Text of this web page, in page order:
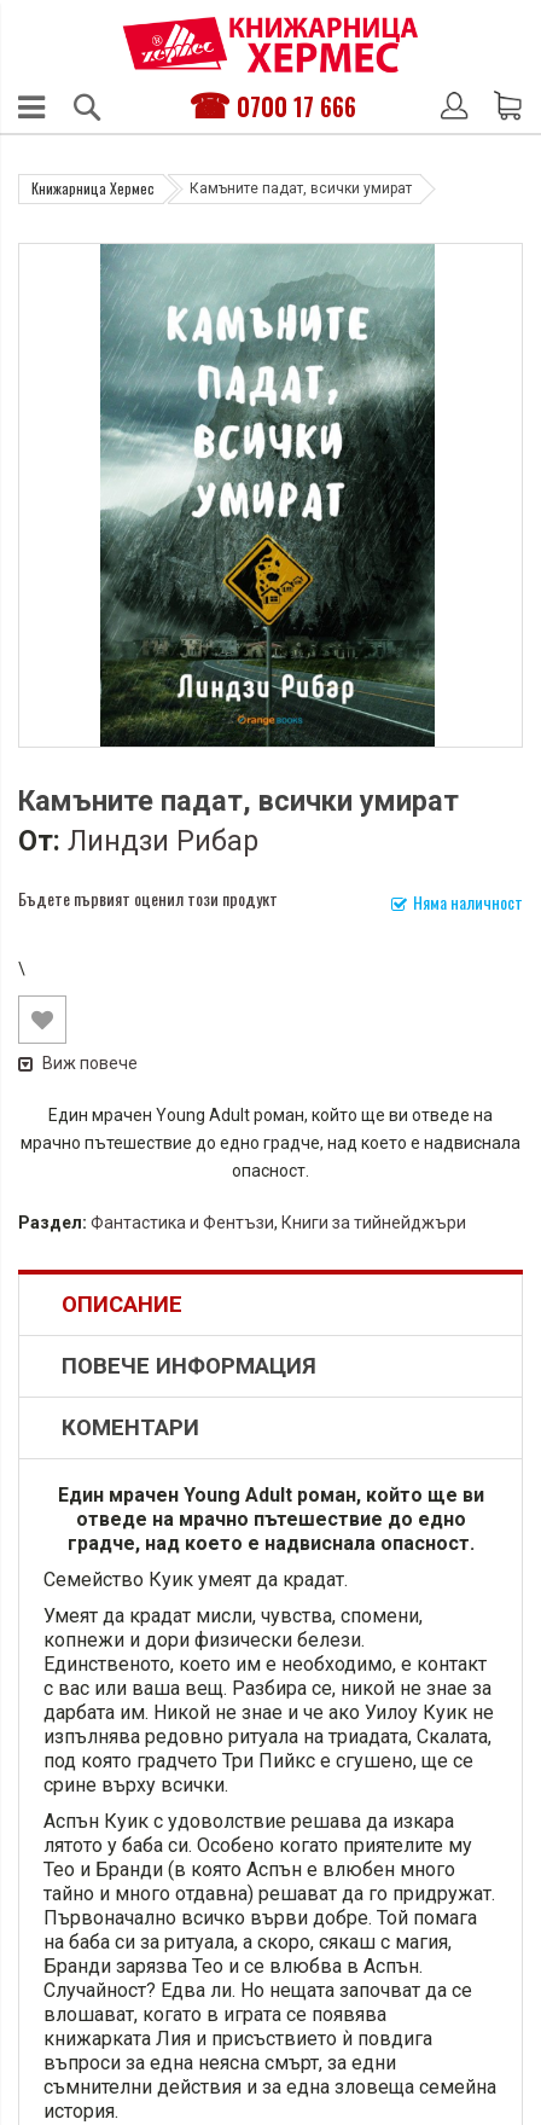
0700 17 666
Книжарница Хермес Камъните падат, всички умират
Камъните падат, всички умират
От: Линдзи Рибар
Няма наличност
Бъдете първият оценил този продукт
\
Виж повече
Един мрачен Young Adult роман, който ще ви отведе на
мрачно пътешествие до едно градче, над което е надвиснала
опасност.
Раздел: Фантастика и Фентъзи, Книги за тийнейджъри
ОПИСАНИЕ
ПОВЕЧЕ ИНФОРМАЦИЯ
КОМЕНТАРИ
Един мрачен Young Adult роман, който ще ви
отведе на мрачно пътешествие до едно
градче, над което е надвиснала опасност.
Семейство Куик умеят да крадат.
Умеят да крадат мисли, чувства, спомени,
копнежи и дори физически белези.
Единственото, което им е необходимо, е контакт
с вас или ваша вещ. Разбира се, никой не знае за
дарбата им. Никой не знае и че ако Уилоу Куик не
изпълнява редовно ритуала на триадата, Скалата,
под която градчето Три Пийкс е сгушено, ще се
срине върху всички.
Аспън Куик с удоволствие решава да изкара
лятото у баба си. Особено когато приятелите му
Тео и Бранди (в която Аспън е влюбен много
тайно и много отдавна) решават да го придружат.
Първоначално всичко върви добре. Той помага
на баба си за ритуала, а скоро, сякаш с магия,
Бранди зарязва Тео и се влюбва в Аспън.
Случайност? Едва ли. Но нещата започват да се
влошават, когато в играта се появява
книжарката Лия и присъствието ѝ повдига
въпроси за една неясна смърт, за едни
съмнителни действия и за една зловеща семейна
история.